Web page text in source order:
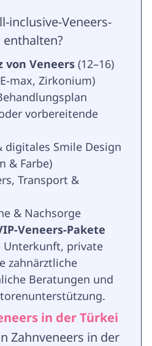
inclusive-Veneers-
enthalten?
von Veneers(12–16)
max, Zirkonium)
vorbereitende
digitales Smile Design
& Farbe)
Transport &
& Nachsorge
Veneers-Pakete
Unterkunft, private
zahnärztliche
Beratungen und
in der Türkei
Zahnveneers in der